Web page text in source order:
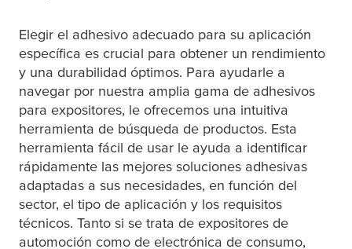
Elegir el adhesivo adecuado para su aplicación
específica es crucial para obtener un rendimiento
y una durabilidad óptimos. Para ayudarle a
navegar por nuestra amplia gama de adhesivos
para expositores, le ofrecemos una intuitiva
herramienta de búsqueda de productos. Esta
herramienta fácil de usar le ayuda a identificar
rápidamente las mejores soluciones adhesivas
adaptadas a sus necesidades, en función del
sector, el tipo de aplicación y los requisitos
técnicos. Tanto si se trata de expositores de
automoción como de electrónica de consumo,